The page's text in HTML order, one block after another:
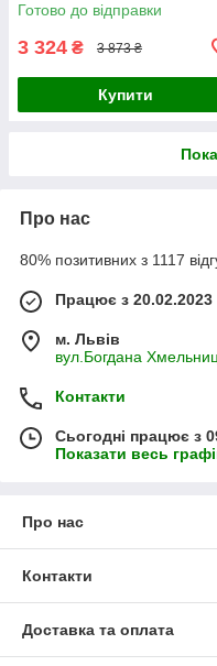
Готово до відправки
3 324 ₴ 3 873 ₴
Купити
Про нас
80% позитивних з 1117
Працює з 20.02.2023
м. Львів
вул.Богдана
Контакти
Сьогодні працює з
Показати весь
Про нас
Контакти
Доставка та оплата